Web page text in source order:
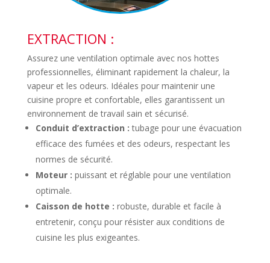
EXTRACTION :
Assurez une ventilation optimale avec nos hottes
professionnelles, éliminant rapidement la chaleur, la
vapeur et les odeurs. Idéales pour maintenir une
cuisine propre et confortable, elles garantissent un
environnement de travail sain et sécurisé.
Conduit d’extraction : tubage pour une évacuation
efficace des fumées et des odeurs, respectant les
normes de sécurité.
Moteur : puissant et réglable pour une ventilation
optimale.
Caisson de hotte : robuste, durable et facile à
entretenir, conçu pour résister aux conditions de
cuisine les plus exigeantes.